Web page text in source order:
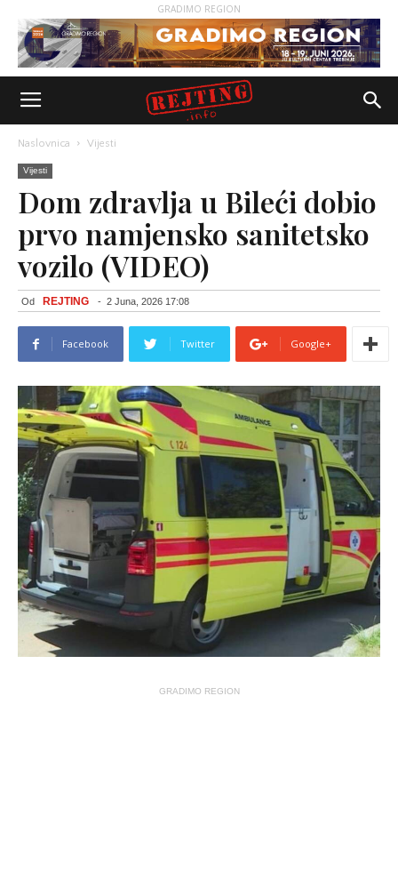
GRADIMO REGION
Naslovnica Vijesti
Vijesti
Dom zdravlja u Bileći dobio
prvo namjensko sanitetsko
vozilo (VIDEO)
Od REJTING - 2 Juna, 2026 17:08
Facebook Twitter Google+
GRADIMO REGION